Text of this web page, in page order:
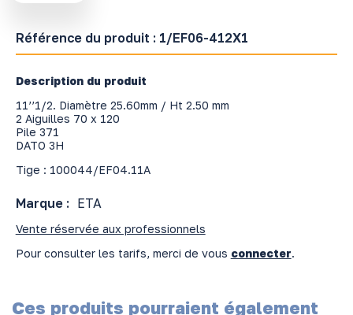
Référence du produit : 1/EF06-412X1
Description du produit
11’’1/2. Diamètre 25.60mm / Ht 2.50 mm
2 Aiguilles 70 x 120
Pile 371
DATO 3H
Tige : 100044/EF04.11A
Marque : ETA
Vente réservée aux professionnels
Pour consulter les tarifs, merci de vous connecter.
Ces produits pourraient également